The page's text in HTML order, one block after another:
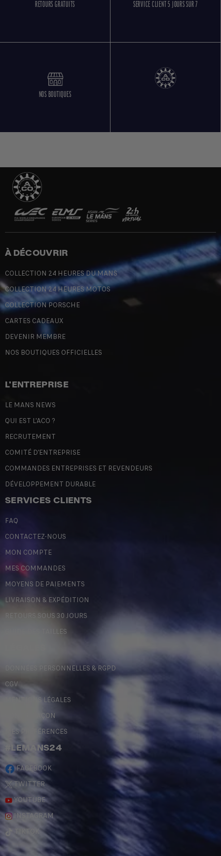
RETOURS GRATUITS SERVICE CLIENT 5 JOURS SUR 7
NOS BOUTIQUES
À DÉCOUVRIR
COLLECTION 24 HEURES DU MANS
COLLECTION 24 HEURES MOTOS
COLLECTION PORSCHE
CARTES CADEAUX
DEVENIR MEMBRE
NOS BOUTIQUES OFFICIELLES
L'ENTREPRISE
LE MANS NEWS
QUI EST L'ACO ?
RECRUTEMENT
COMITÉ D'ENTREPRISE
COMMANDES ENTREPRISES ET REVENDEURS
DÉVELOPPEMENT DURABLE
SERVICES CLIENTS
FAQ
CONTACTEZ-NOUS
MON COMPTE
MES COMMANDES
MOYENS DE PAIEMENTS
LIVRAISON & EXPÉDITION
RETOURS SOUS 30 JOURS
GUIDE DES TAILLES
DONNÉES PERSONNELLES & RGPD
CGV
MENTIONS LÉGALES
CONTREFAÇON
MES PRÉFÉRENCES
#LEMANS24
FACEBOOK
TWITTER
YOUTUBE
INSTAGRAM
TIKTOK